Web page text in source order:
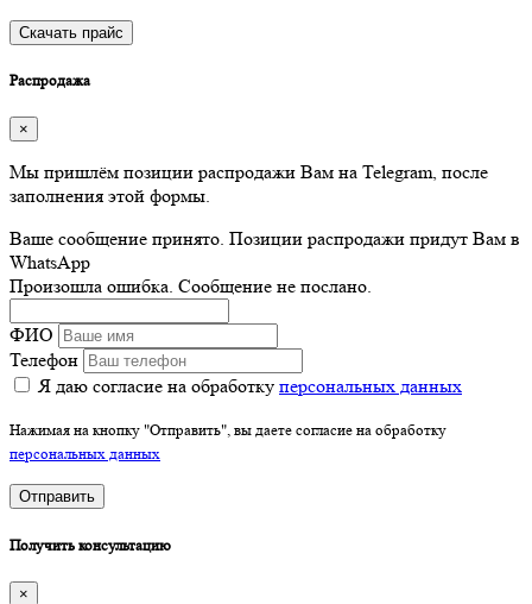
Скачать прайс
Распродажа
×
Мы пришлём позиции распродажи Вам на Telegram, после
заполнения этой формы.
Ваше сообщение принято. Позиции распродажи придут Вам в
WhatsApp
Произошла ошибка. Сообщение не послано.
ФИО
Телефон
Я даю согласие на обработку персональных данных
Нажимая на кнопку "Отправить", вы даете согласие на обработку
персональных данных
Отправить
Получить консультацию
×